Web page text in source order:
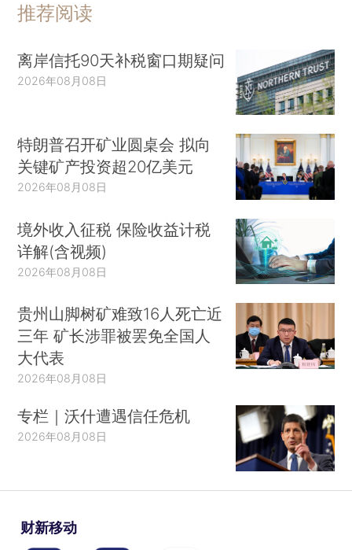
推荐阅读
离岸信托90天补税窗口期疑问
2026年08月08日
特朗普召开矿业圆桌会 拟向
关键矿产投资超20亿美元
2026年08月08日
境外收入征税 保险收益计税
详解(含视频)
2026年08月08日
贵州山脚树矿难致16人死亡近
三年 矿长涉罪被罢免全国人
大代表
2026年08月08日
专栏｜沃什遭遇信任危机
2026年08月08日
财新移动